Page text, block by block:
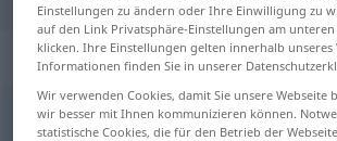
„gefühllos“
gefühllos
Einstellungen zu ändern oder Ihre Einwilligung zu
auf den Link Privatsphäre-Einstellungen am unteren
klicken. Ihre Einstellungen gelten innerhalb unseres
Informationen finden Sie in unserer
Wir verwenden Cookies, damit Sie unsere Webseite
wir besser mit Ihnen kommunizieren können.
statistische Cookies, die für den Betrieb der